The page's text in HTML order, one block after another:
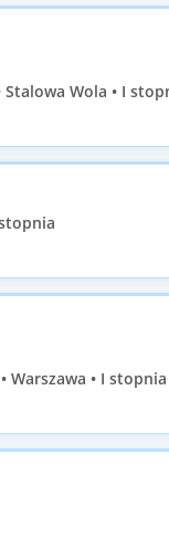
Stalowa Wola • I
Warszawa • I stopnia